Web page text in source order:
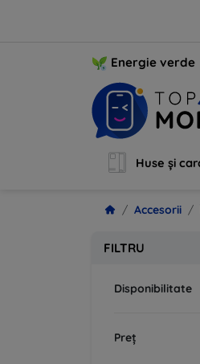
Energie verde
Huse și
Accesorii
FILTRU
Disponibilitate
Preț